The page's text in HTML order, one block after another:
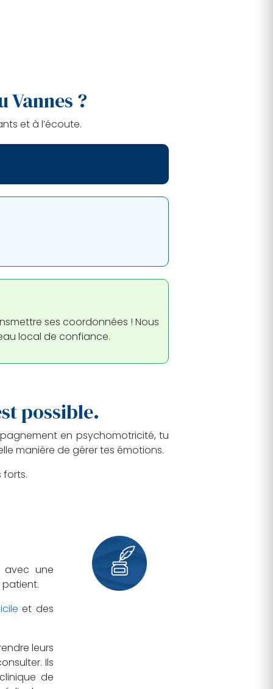
Vannes ?
et à l’écoute.
ses coordonnées ! Nous
local de confiance.
possible.
en psychomotricité, tu
manière de gérer tes émotions.
forts.
avec une
patient.
et des
leurs
Ils
de